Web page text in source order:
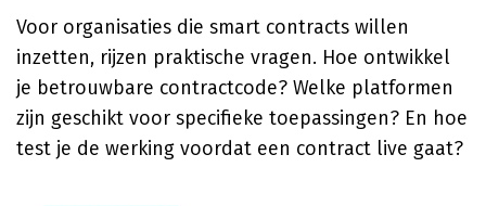
Voor organisaties die smart contracts willen
inzetten, rijzen praktische vragen. Hoe ontwikkel
je betrouwbare contractcode? Welke platformen
zijn geschikt voor specifieke toepassingen? En hoe
test je de werking voordat een contract live gaat?